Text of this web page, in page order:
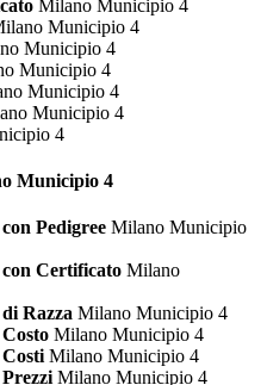
Milano Municipio 4
Municipio 4
Municipio 4
Municipio 4
Municipio 4
Municipio 4
4
Municipio 4
Pedigree Milano Municipio
Certificato Milano
Razza Milano Municipio 4
Milano Municipio 4
Milano Municipio 4
Milano Municipio 4